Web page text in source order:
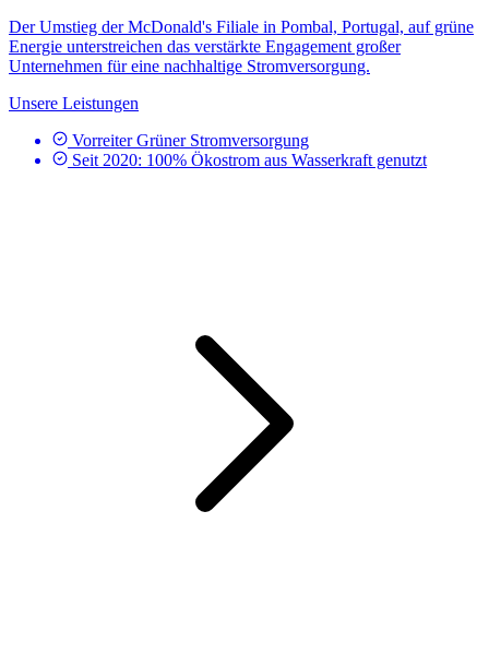
Der Umstieg der McDonald's Filiale in Pombal, Portugal, auf grüne
Energie unterstreichen das verstärkte Engagement großer
Unternehmen für eine nachhaltige Stromversorgung.
Unsere Leistungen
Vorreiter Grüner Stromversorgung
Seit 2020: 100% Ökostrom aus Wasserkraft genutzt